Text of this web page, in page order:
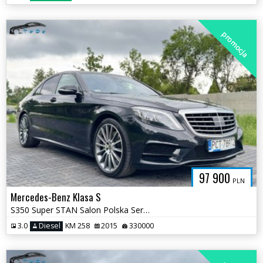
97 900 PLN
promocja
Mercedes-Benz Klasa S
S350 Super STAN Salon Polska Serwis ASO Oryginał 2 kluczyki 4matic
3.0 Diesel KM 258 2015 330000